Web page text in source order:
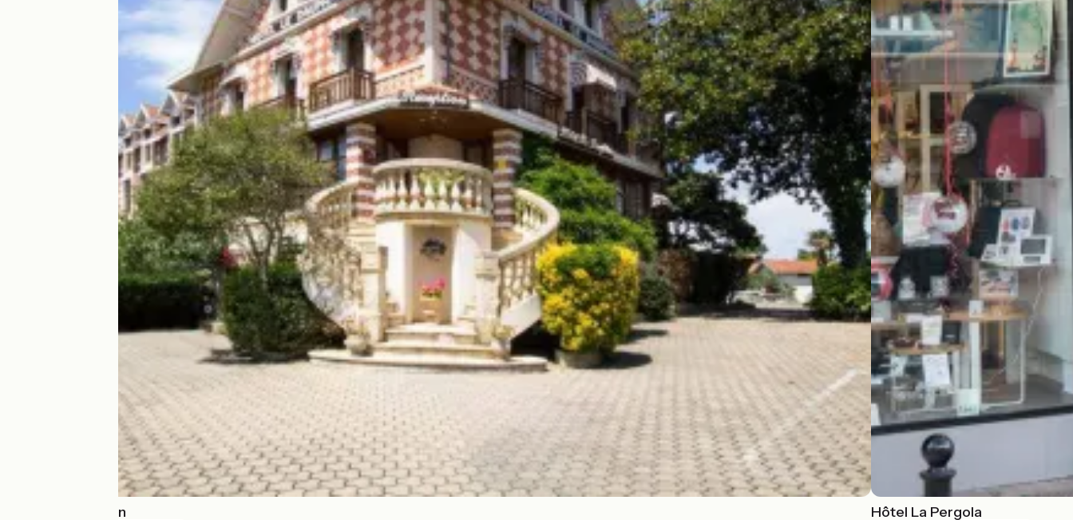
Hôtel Le Dauphin Hôtel La Pergola